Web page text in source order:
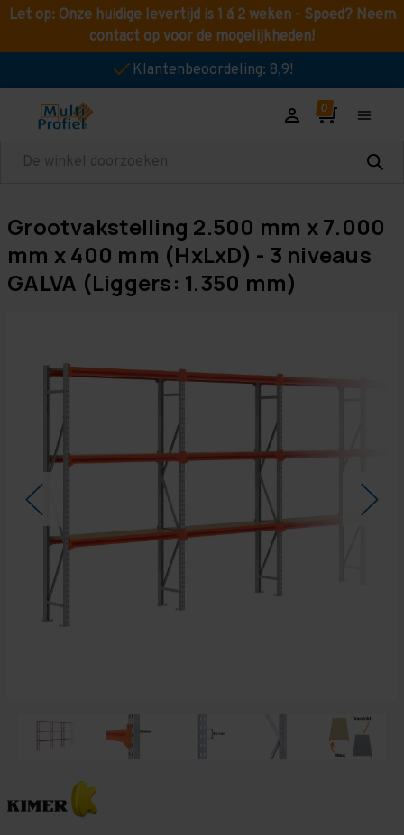
Let op: Onze huidige levertijd is 1 á 2 weken - Spoed? Neem
contact op voor de mogelijkheden!
Klantenbeoordeling: 8,9!
Zoeken
Grootvakstelling 2.500 mm x 7.000
mm x 400 mm (HxLxD) - 3 niveaus
GALVA (Liggers: 1.350 mm)